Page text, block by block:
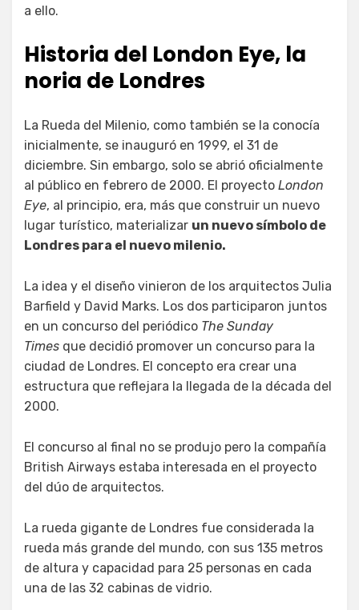
a ello.
Historia del London Eye, la
noria de Londres
La Rueda del Milenio, como también se la conocía
inicialmente, se inauguró en 1999, el 31 de
diciembre. Sin embargo, solo se abrió oficialmente
al público en febrero de 2000. El proyecto London
Eye, al principio, era, más que construir un nuevo
lugar turístico, materializar un nuevo símbolo de
Londres para el nuevo milenio.
La idea y el diseño vinieron de los arquitectos Julia
Barfield y David Marks. Los dos participaron juntos
en un concurso del periódico The Sunday
Times que decidió promover un concurso para la
ciudad de Londres. El concepto era crear una
estructura que reflejara la llegada de la década del
2000.
El concurso al final no se produjo pero la compañía
British Airways estaba interesada en el proyecto
del dúo de arquitectos.
La rueda gigante de Londres fue considerada la
rueda más grande del mundo, con sus 135 metros
de altura y capacidad para 25 personas en cada
una de las 32 cabinas de vidrio.